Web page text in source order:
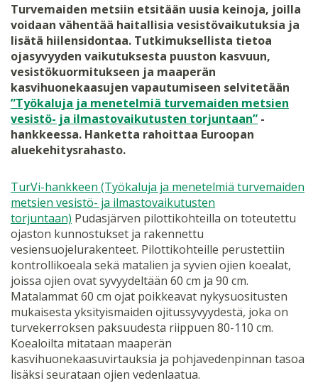
Turvemaiden metsiin etsitään uusia keinoja, joilla
voidaan vähentää haitallisia vesistövaikutuksia ja
lisätä hiilensidontaa. Tutkimuksellista tietoa
ojasyvyyden vaikutuksesta puuston kasvuun,
vesistökuormitukseen ja maaperän
kasvihuonekaasujen vapautumiseen selvitetään
”Työkaluja ja menetelmiä turvemaiden metsien
vesistö- ja ilmastovaikutusten torjuntaan” -
hankkeessa. Hanketta rahoittaa Euroopan
aluekehitysrahasto.
TurVi-hankkeen (Työkaluja ja menetelmiä turvemaiden
metsien vesistö- ja ilmastovaikutusten
torjuntaan) Pudasjärven pilottikohteilla on toteutettu
ojaston kunnostukset ja rakennettu
vesiensuojelurakenteet. Pilottikohteille perustettiin
kontrollikoeala sekä matalien ja syvien ojien koealat,
joissa ojien ovat syvyydeltään 60 cm ja 90 cm.
Matalammat 60 cm ojat poikkeavat nykysuositusten
mukaisesta yksityismaiden ojitussyvyydestä, joka on
turvekerroksen paksuudesta riippuen 80-110 cm.
Koealoilta mitataan maaperän
kasvihuonekaasuvirtauksia ja pohjavedenpinnan tasoa
lisäksi seurataan ojien vedenlaatua.